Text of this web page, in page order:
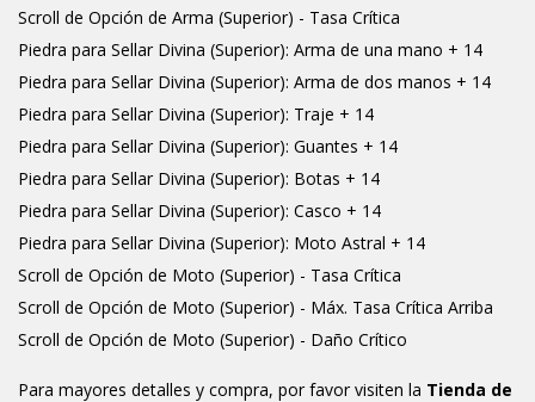
Scroll de Opción de Arma (Superior) - Tasa Crítica
Piedra para Sellar Divina (Superior): Arma de una mano + 14
Piedra para Sellar Divina (Superior): Arma de dos manos + 14
Piedra para Sellar Divina (Superior): Traje + 14
Piedra para Sellar Divina (Superior): Guantes + 14
Piedra para Sellar Divina (Superior): Botas + 14
Piedra para Sellar Divina (Superior): Casco + 14
Piedra para Sellar Divina (Superior): Moto Astral + 14
Scroll de Opción de Moto (Superior) - Tasa Crítica
Scroll de Opción de Moto (Superior) - Máx. Tasa Crítica Arriba
Scroll de Opción de Moto (Superior) - Daño Crítico
Para mayores detalles y compra, por favor visiten la Tienda de